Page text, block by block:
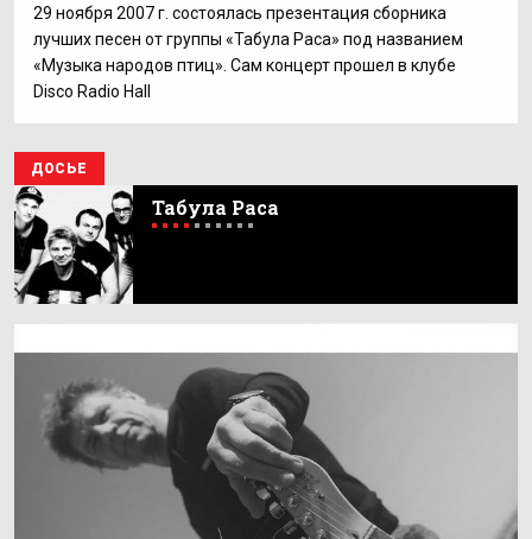
29 ноября 2007 г. состоялась презентация сборника
лучших песен от группы «Табула Раса» под названием
«Музыка народов птиц». Сам концерт прошел в клубе
Disco Radio Hall
ДОСЬЕ
Табула Раса